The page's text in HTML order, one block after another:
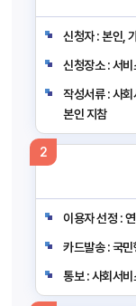
신청자 : 본인,
신청장소 : 서
작성서류 : 사
본인 지참
2
이용자 선정 :
카드발송 : 국
통보 : 사회서